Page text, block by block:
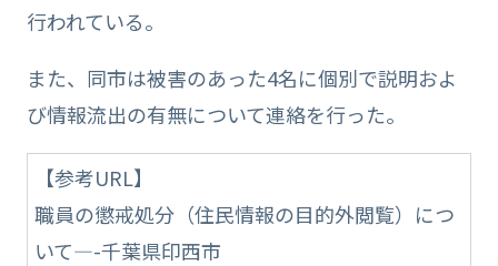
行われている。
また、同市は被害のあった4名に個別で説明およ
び情報流出の有無について連絡を行った。
【参考URL】
職員の懲戒処分（住民情報の目的外閲覧）につ
いて—-千葉県印西市